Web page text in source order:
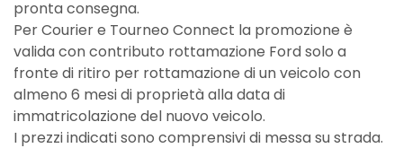
pronta consegna.
Per Courier e Tourneo Connect la promozione è
valida con contributo rottamazione Ford solo a
fronte di ritiro per rottamazione di un veicolo con
almeno 6 mesi di proprietà alla data di
immatricolazione del nuovo veicolo.
I prezzi indicati sono comprensivi di messa su strada.